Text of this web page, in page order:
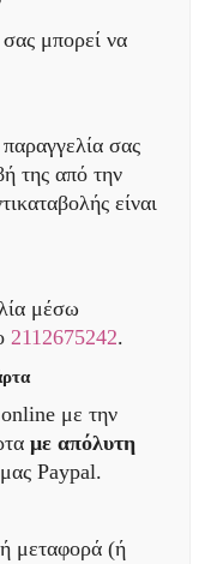
μπορεί να
σας
της από την
είναι
μέσω
2112675242.
με την
με απόλυτη
Paypal.
μεταφορά (ή